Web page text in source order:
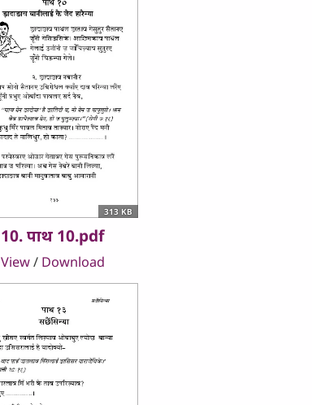
313 KB
10. पाथ 10.pdf
View/ Download